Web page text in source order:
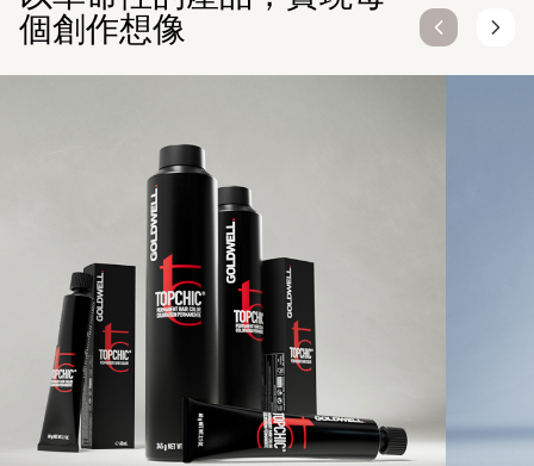
個創作想像